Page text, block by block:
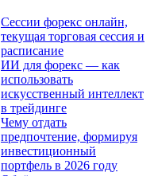
Сессии форекс онлайн,
текущая торговая сессия и
расписание
ИИ для форекс — как
использовать
искусственный интеллект
в трейдинге
Чему отдать
предпочтение, формируя
инвестиционный
портфель в 2026 году